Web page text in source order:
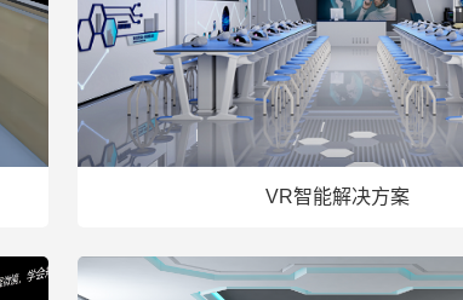
VR智能解决方案